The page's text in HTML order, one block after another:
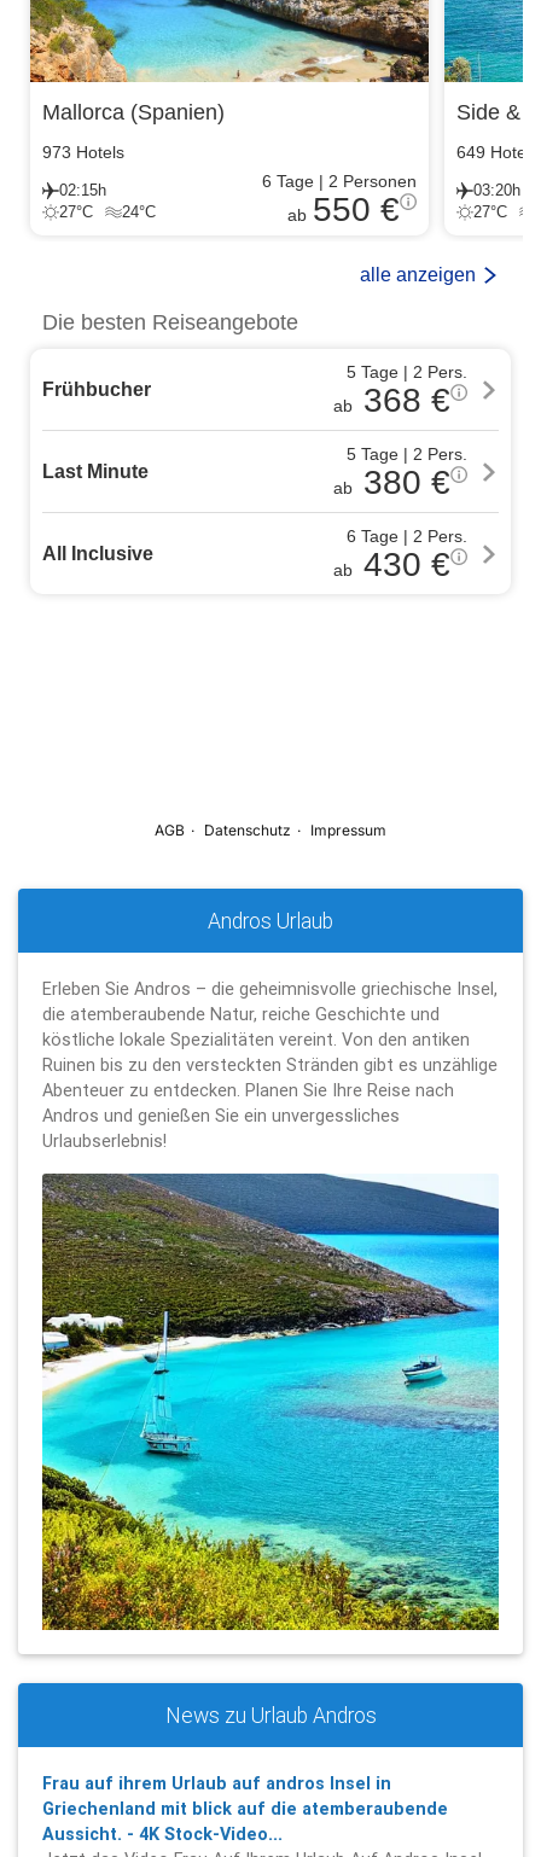
Andros Urlaub
Erleben Sie Andros – die geheimnisvolle griechische Insel,
die atemberaubende Natur, reiche Geschichte und
köstliche lokale Spezialitäten vereint. Von den antiken
Ruinen bis zu den versteckten Stränden gibt es unzählige
Abenteuer zu entdecken. Planen Sie Ihre Reise nach
Andros und genießen Sie ein unvergessliches
Urlaubserlebnis!
News zu Urlaub Andros
Frau auf ihrem Urlaub auf andros Insel in
Griechenland mit blick auf die atemberaubende
Aussicht. - 4K Stock-Video...